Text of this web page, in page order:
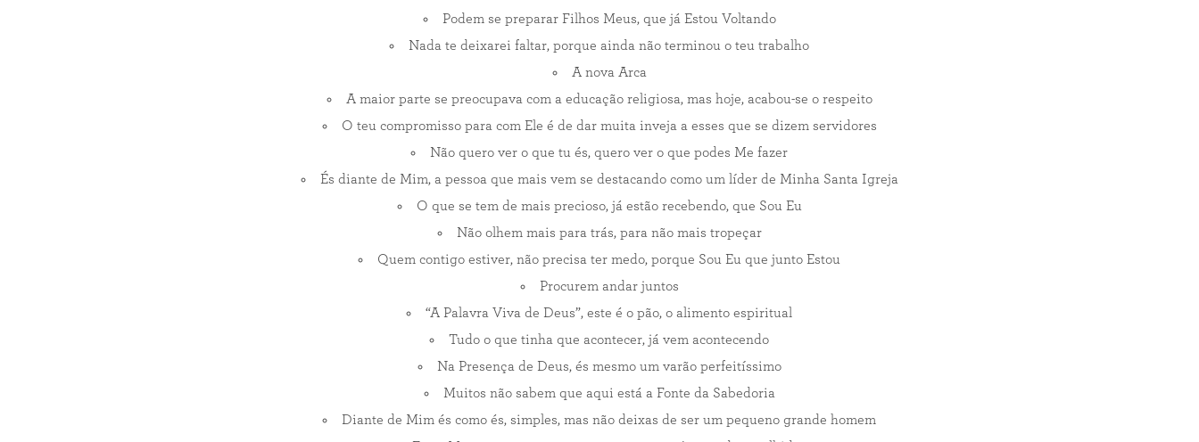
Podem se preparar Filhos Meus, que já Estou Voltando
Nada te deixarei faltar, porque ainda não terminou o teu trabalho
A nova Arca
A maior parte se preocupava com a educação religiosa, mas hoje, acabou-se o respeito
O teu compromisso para com Ele é de dar muita inveja a esses que se dizem servidores
Não quero ver o que tu és, quero ver o que podes Me fazer
És diante de Mim, a pessoa que mais vem se destacando como um líder de Minha Santa Igreja
O que se tem de mais precioso, já estão recebendo, que Sou Eu
Não olhem mais para trás, para não mais tropeçar
Quem contigo estiver, não precisa ter medo, porque Sou Eu que junto Estou
Procurem andar juntos
“A Palavra Viva de Deus”, este é o pão, o alimento espiritual
Tudo o que tinha que acontecer, já vem acontecendo
Na Presença de Deus, és mesmo um varão perfeitíssimo
Muitos não sabem que aqui está a Fonte da Sabedoria
Diante de Mim és como és, simples, mas não deixas de ser um pequeno grande homem